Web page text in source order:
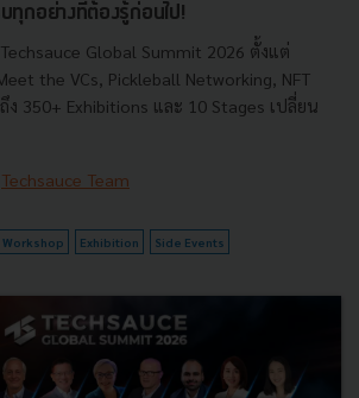
กอย่างที่ต้องรู้ก่อนไป!
Global Summit 2026 ตั้งแต่
the VCs, Pickleball Networking, NFT
ง 350+ Exhibitions และ 10 Stages เปลี่ยน
Techsauce Team
Workshop Exhibition Side Events